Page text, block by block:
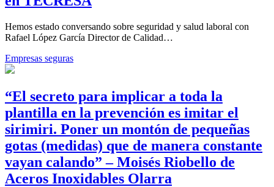
Hemos estado conversando sobre seguridad y salud laboral con
Rafael López García Director de Calidad…
Empresas seguras
“El secreto para implicar a toda la
plantilla en la prevención es imitar el
sirimiri. Poner un montón de pequeñas
gotas (medidas) que de manera constante
vayan calando” – Moisés Riobello de
Aceros Inoxidables Olarra